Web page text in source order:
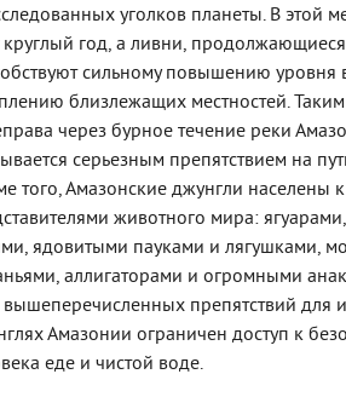
уголков планеты. В этой
круглый год, а ливни,
сильному повышению уровня
близлежащих местностей.
через бурное течение реки
серьезным препятствием на
того, Амазонские джунгли населены
животного мира:
ядовитыми пауками и лягушками,
аллигаторами и огромными
вышеперечисленных препятствий для
Амазонии ограничен доступ к
еде и чистой воде.